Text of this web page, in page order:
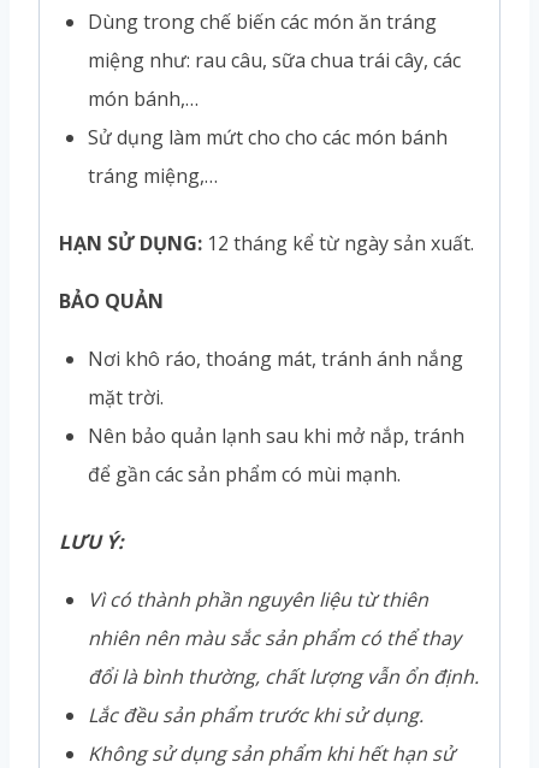
Dùng trong chế biến các món ăn tráng
miệng như: rau câu, sữa chua trái cây, các
món bánh,…
Sử dụng làm mứt cho cho các món bánh
tráng miệng,…
HẠN SỬ DỤNG: 12 tháng kể từ ngày sản xuất.
BẢO QUẢN
Nơi khô ráo, thoáng mát, tránh ánh nắng
mặt trời.
Nên bảo quản lạnh sau khi mở nắp, tránh
để gần các sản phẩm có mùi mạnh.
LƯU Ý:
Vì có thành phần nguyên liệu từ thiên
nhiên nên màu sắc sản phẩm có thể thay
đổi là bình thường, chất lượng vẫn ổn định.
Lắc đều sản phẩm trước khi sử dụng.
Không sử dụng sản phẩm khi hết hạn sử